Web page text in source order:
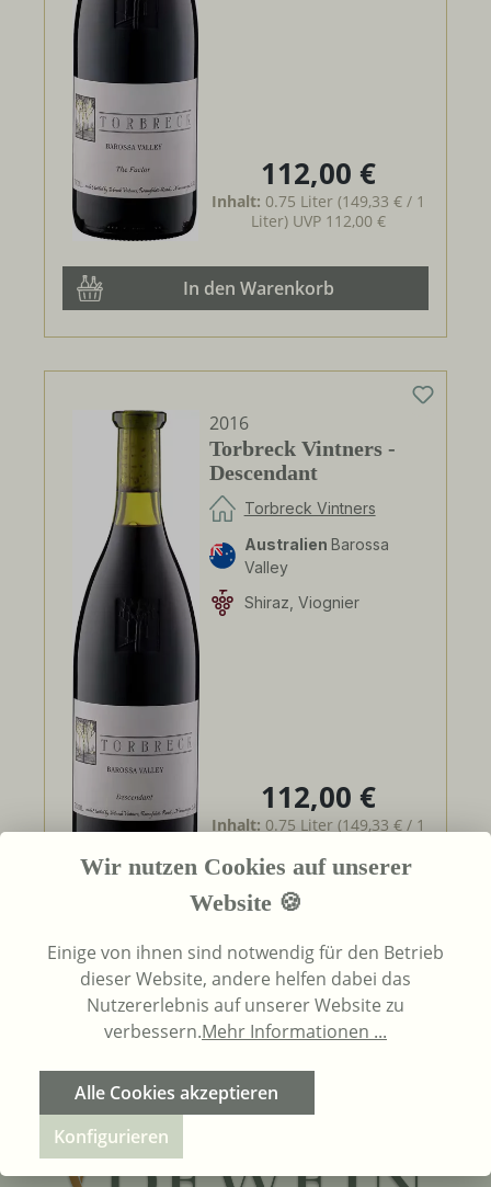
Regulärer Preis:
112,00 €
Inhalt: 0.75 Liter(149,33 € / 1
Liter) UVP 112,00 €
In den Warenkorb
2016
Torbreck Vintners -
Descendant
Torbreck Vintners
Australien Barossa
Valley
Shiraz, Viognier
Regulärer Preis:
112,00 €
Inhalt:0.75 Liter(149,33 € / 1
In den Warenkorb
Seite
1 Seite
2
Wir nutzen Cookies auf unserer
Website 🍪
Einige von ihnen sind notwendig für den Betrieb
dieser Website, andere helfen dabei das
Nutzererlebnis auf unserer Website zu
verbessern.Mehr Informationen ...
Alle Cookies akzeptieren
Konfigurieren